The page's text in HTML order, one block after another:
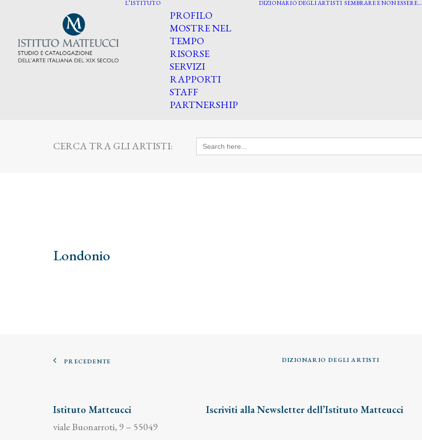
L’ISTITUTO
PROFILO
MOSTRE NEL
TEMPO
RISORSE
SERVIZI
RAPPORTI
STAFF
PARTNERSHIP
DIZIONARIO DEGLI ARTISTI SEMBRARE E NON ESSERE…
CERCA TRA GLI ARTISTI: Search
for:
Londonio
PRECEDENTE DIZIONARIO DEGLI ARTISTI
Istituto Matteucci
viale Buonarroti, 9 – 55049
Iscriviti alla Newsletter dell’Istituto Matteucci